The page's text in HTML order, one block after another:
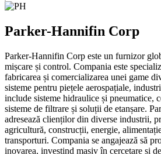
Parker-Hannifin Corp
Parker-Hannifin Corp este un furnizor
mișcare și control. Compania este
fabricarea și comercializarea unei game
sisteme pentru piețele aerospațiale,
include sisteme hidraulice și pneumatice,
sisteme de filtrare și soluții de etanșare.
adresează clienților din diverse industrii,
agricultură, construcții, energie,
transporturi. Compania se angajează să
inovarea, investind masiv în cercetare și